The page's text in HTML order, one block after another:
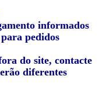
informados
pedidos
do site, contacte
diferentes